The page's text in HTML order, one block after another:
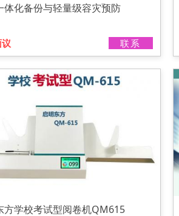
体化备份与轻量级容灾预防
联系
方学校考试型阅卷机QM615